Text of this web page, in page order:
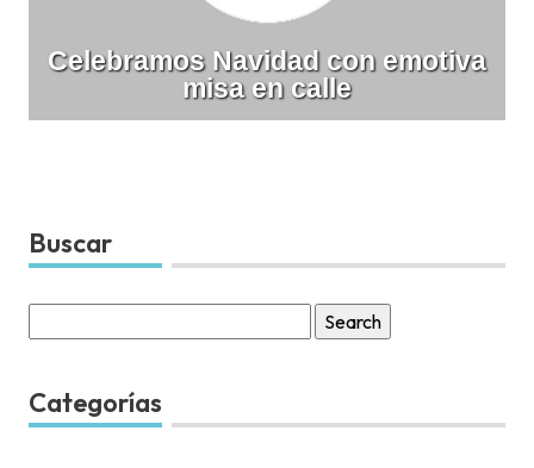
Celebramos Navidad con emotiva
misa en calle
Buscar
for:
Categorías